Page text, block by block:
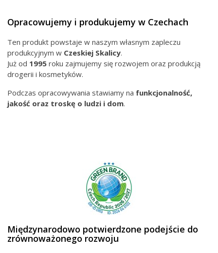
Opracowujemy i produkujemy w Czechach
Ten produkt powstaje w naszym własnym zapleczu
produkcyjnym w Czeskiej Skalicy.
Już od 1995 roku zajmujemy się rozwojem oraz produkcją
drogerii i kosmetyków.
Podczas opracowywania stawiamy na funkcjonalność,
jakość oraz troskę o ludzi i dom.
Międzynarodowo potwierdzone podejście do
zrównoważonego rozwoju